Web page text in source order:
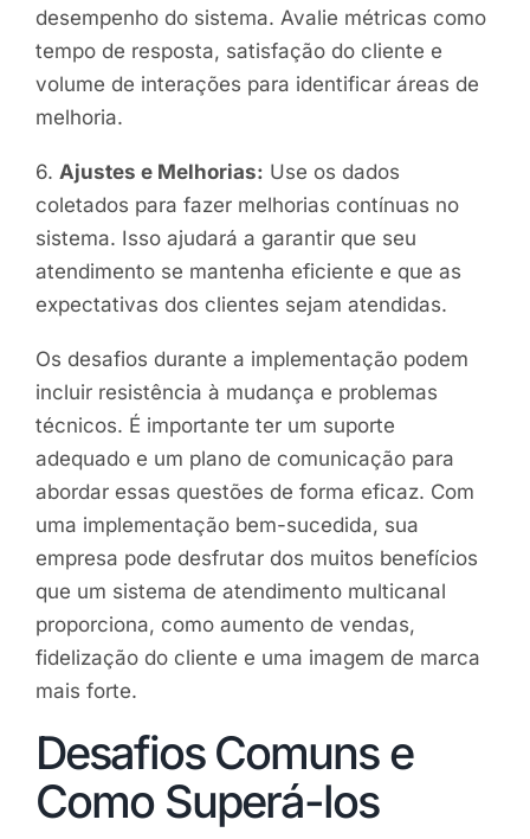
desempenho do sistema. Avalie métricas como
tempo de resposta, satisfação do cliente e
volume de interações para identificar áreas de
melhoria.
6. Ajustes e Melhorias: Use os dados
coletados para fazer melhorias contínuas no
sistema. Isso ajudará a garantir que seu
atendimento se mantenha eficiente e que as
expectativas dos clientes sejam atendidas.
Os desafios durante a implementação podem
incluir resistência à mudança e problemas
técnicos. É importante ter um suporte
adequado e um plano de comunicação para
abordar essas questões de forma eficaz. Com
uma implementação bem-sucedida, sua
empresa pode desfrutar dos muitos benefícios
que um sistema de atendimento multicanal
proporciona, como aumento de vendas,
fidelização do cliente e uma imagem de marca
mais forte.
Desafios Comuns e
Como Superá-los